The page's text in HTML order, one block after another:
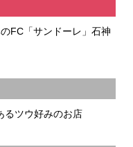
FC「サンドーレ」石神
るツウ好みのお店